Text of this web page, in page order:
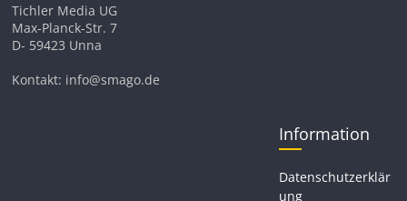
Tichler Media UG
Max-Planck-Str. 7
D- 59423 Unna
Kontakt: info@smago.de
Information
Datenschutzerklär
ung